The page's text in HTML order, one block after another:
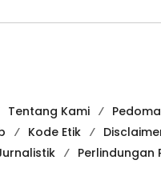
Tentang Kami
Kode Etik
Perlindungan